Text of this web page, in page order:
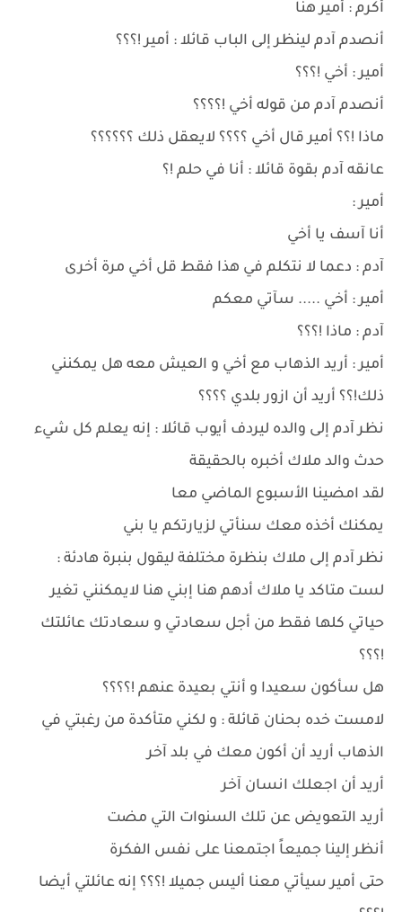
أكرم : أمير هنا
أنصدم آدم لينظر إلى الباب قائلا : أمير !؟؟؟
أمير : أخي !؟؟؟
أنصدم آدم من قوله أخي !؟؟؟؟
ماذا !؟؟ أمير قال أخي ؟؟؟؟ لايعقل ذلك ؟؟؟؟؟؟
عانقه آدم بقوة قائلا : أنا في حلم !؟
أمير :
أنا آسف يا أخي
آدم : دعما لا نتكلم في هذا فقط قل أخي مرة أخرى
أمير : أخي ..... سآتي معكم
آدم : ماذا !؟؟؟
أمير : أريد الذهاب مع أخي و العيش معه هل يمكنني
ذلك!؟؟ أريد أن ازور بلدي ؟؟؟؟
نظر آدم إلى والده ليردف أيوب قائلا : إنه يعلم كل شيء
حدث والد ملاك أخبره بالحقيقة
لقد امضينا الأسبوع الماضي معا
يمكنك أخذه معك سنأتي لزيارتكم يا بني
نظر آدم إلى ملاك بنظرة مختلفة ليقول بنبرة هادئة :
لست متاكد يا ملاك أدهم هنا إبني هنا لايمكنني تغير
حياتي كلها فقط من أجل سعادتي و سعادتك عائلتك
!؟؟؟
هل سأكون سعيدا و أنتي بعيدة عنهم !؟؟؟؟
لامست خده بحنان قائلة : و لكني متأكدة من رغبتي في
الذهاب أريد أن أكون معك في بلد آخر
أريد أن اجعلك انسان آخر
أريد التعويض عن تلك السنوات التي مضت
أنظر إلينا جميعاً اجتمعنا على نفس الفكرة
حتى أمير سيأتي معنا أليس جميلا !؟؟؟ إنه عائلتي أيضا